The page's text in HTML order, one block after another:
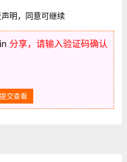
明，同意可继续
分享，请输入验证码确认